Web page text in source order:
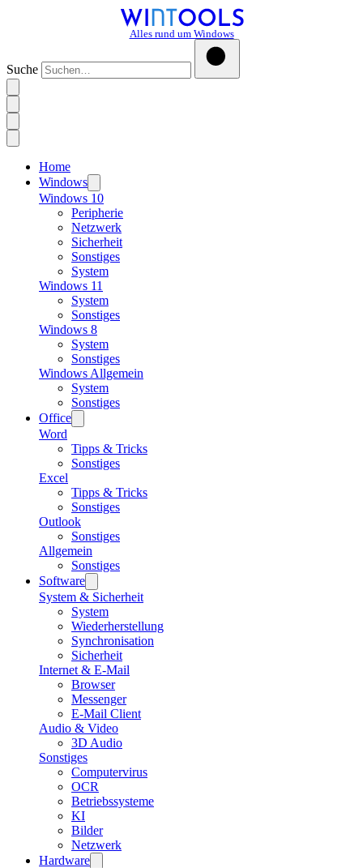
Alles rund um Windows
Suche
Home
Windows
Windows 10
Peripherie
Netzwerk
Sicherheit
Sonstiges
System
Windows 11
System
Sonstiges
Windows 8
System
Sonstiges
Windows Allgemein
System
Sonstiges
Office
Word
Tipps & Tricks
Sonstiges
Excel
Tipps & Tricks
Sonstiges
Outlook
Sonstiges
Allgemein
Sonstiges
Software
System & Sicherheit
System
Wiederherstellung
Synchronisation
Sicherheit
Internet & E-Mail
Browser
Messenger
E-Mail Client
Audio & Video
3D Audio
Sonstiges
Computervirus
OCR
Betriebssysteme
KI
Bilder
Netzwerk
Hardware